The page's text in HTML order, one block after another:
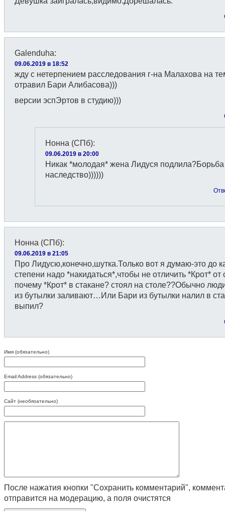
Galenduha:
09.06.2019 в 18:52
жду с нетерпением расследования г-на Малахова на
отравил Бари Алибасова)))
версии эспЭртов в студию)))
Нонна (СПб):
09.06.2019 в 20:00
Никак *молодая* жена Лидуся подлила?Борьба
наследство))))))
Нонна (СПб):
09.06.2019 в 21:05
Про Лидусю,конечно,шутка.Только вот я думаю-это до
степени надо *накидаться*,чтобы не отличить *Крот* от
почему *Крот* в стакане? стоял на столе??Обычно
из бутылки заливают…Или Бари из бутылки налил в
выпил?
Имя (обязательно)
Email Address (обязательно)
Сайт (необязательно)
После нажатия кнопки "Сохранить комментарий",
отправится на модерацию, а поля очистятся